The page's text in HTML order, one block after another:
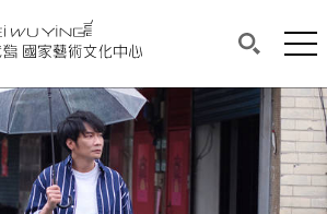
文化中心
要內容區。
區塊列有本網站主要連結。
術文化中心
搜尋(開
網
本頁主要內容區。